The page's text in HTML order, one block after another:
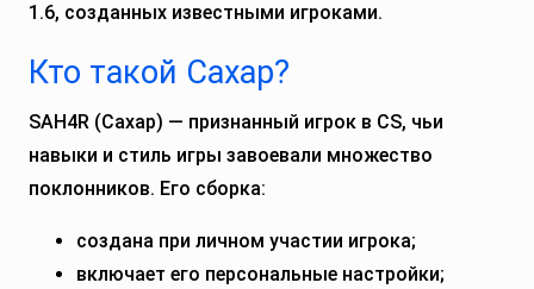
1.6, созданных известными игроками.
Кто такой Сахар?
SAH4R (Сахар) — признанный игрок в CS, чьи
навыки и стиль игры завоевали множество
поклонников. Его сборка:
создана при личном участии игрока;
включает его персональные настройки;